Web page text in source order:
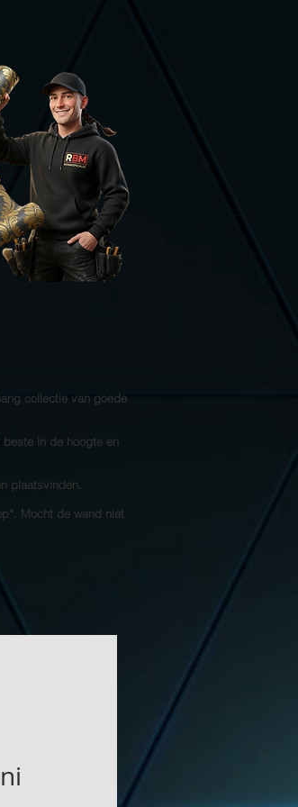
collectie van goede
in de hoogte en
plaatsvinden.
Mocht de wand niet